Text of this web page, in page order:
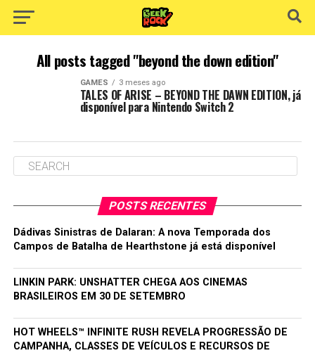
All posts tagged "beyond the down edition"
GAMES 3 meses ago
TALES OF ARISE – BEYOND THE DAWN EDITION, já
disponível para Nintendo Switch 2
POSTS RECENTES
Dádivas Sinistras de Dalaran: A nova Temporada dos
Campos de Batalha de Hearthstone já está disponível
LINKIN PARK: UNSHATTER CHEGA AOS CINEMAS
BRASILEIROS EM 30 DE SETEMBRO
HOT WHEELS™ INFINITE RUSH REVELA PROGRESSÃO DE
CAMPANHA, CLASSES DE VEÍCULOS E RECURSOS DE